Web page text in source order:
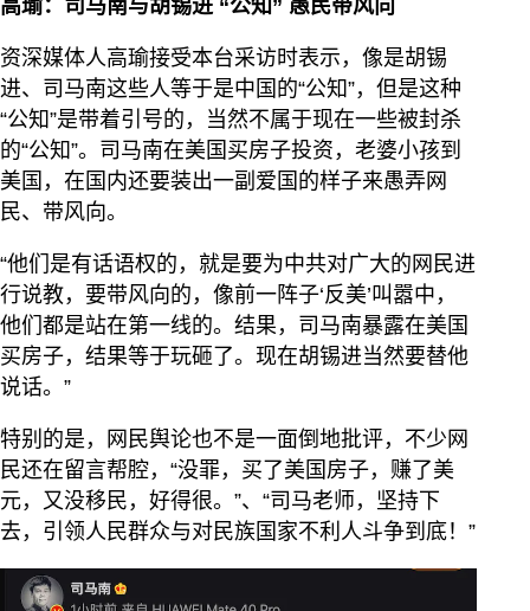
高瑜：司马南与胡锡进 “公知” 愚民带风向
资深媒体人高瑜接受本台采访时表示，像是胡锡
进、司马南这些人等于是中国的“公知”，但是这种
“公知”是带着引号的，当然不属于现在一些被封杀
的“公知”。司马南在美国买房子投资，老婆小孩到
美国，在国内还要装出一副爱国的样子来愚弄网
民、带风向。
“他们是有话语权的，就是要为中共对广大的网民进
行说教，要带风向的，像前一阵子‘反美’叫嚣中，
他们都是站在第一线的。结果，司马南暴露在美国
买房子，结果等于玩砸了。现在胡锡进当然要替他
说话。”
特别的是，网民舆论也不是一面倒地批评，不少网
民还在留言帮腔，“没罪，买了美国房子，赚了美
元，又没移民，好得很。”、“司马老师，坚持下
去，引领人民群众与对民族国家不利人斗争到底！”